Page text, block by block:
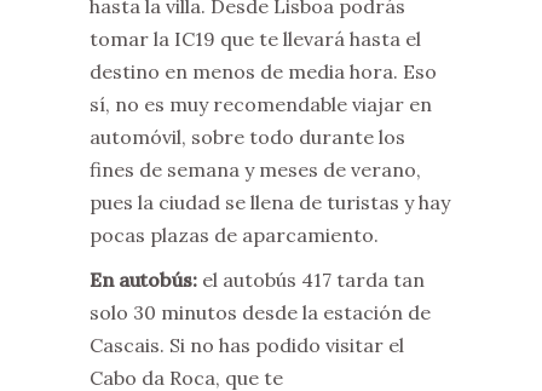
hasta la villa. Desde Lisboa podrás
tomar la IC19 que te llevará hasta el
destino en menos de media hora. Eso
sí, no es muy recomendable viajar en
automóvil, sobre todo durante los
fines de semana y meses de verano,
pues la ciudad se llena de turistas y hay
pocas plazas de aparcamiento.
En autobús: el autobús 417 tarda tan
solo 30 minutos desde la estación de
Cascais. Si no has podido visitar el
Cabo da Roca, que te